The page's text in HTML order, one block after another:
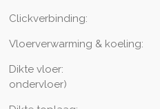
Clickverbinding:
Vloerverwarming & koeling:
Dikte
ondervloer)